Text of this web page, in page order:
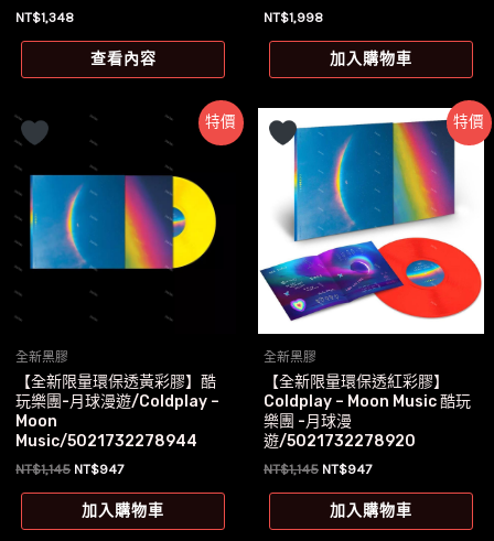
NT$1,348
查看內容
NT$1,998
加入購物車
特價
全新黑膠
【全新限量環保透黃彩膠】酷
玩樂團-月球漫遊/Coldplay –
Moon
Music/5021732278944
NT$1,145 原
價
格：
NT$947目
價
格：
加入購物車
特價
全新黑膠
【全新限量環保透紅彩膠】
Coldplay – Moon Music 酷玩
樂團 -月球漫
遊/5021732278920
NT$1,145 原
價
格：
NT$947目
價
格：
加入購物車